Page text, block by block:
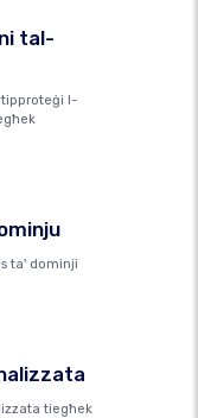
tal-
l-
ta' dominji
tiegħek